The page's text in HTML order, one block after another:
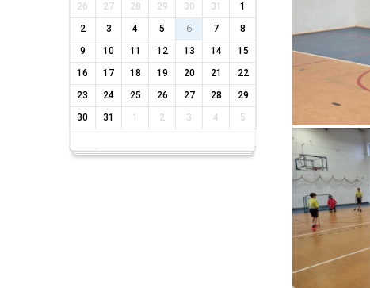
26 27 28 29 30 31
1
2
3 4 5 6 7
8
9
10 11 12 13 14
15
16
17 18 19 20 21
22
23
24 25 26 27 28
29
30
31 1 2 3 4 5